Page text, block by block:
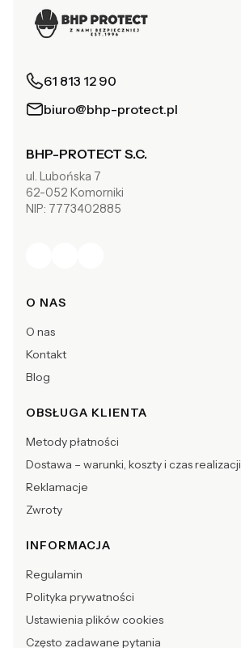
61 813 12 90
biuro@bhp-protect.pl
BHP-PROTECT S.C.
ul. Lubońska 7
62-052 Komorniki
NIP: 7773402885
Linki w stopce
O NAS
O nas
Kontakt
Blog
OBSŁUGA KLIENTA
Metody płatności
Dostawa – warunki, koszty i czas realizacji
Reklamacje
Zwroty
INFORMACJA
Regulamin
Polityka prywatności
Ustawienia plików cookies
Często zadawane pytania